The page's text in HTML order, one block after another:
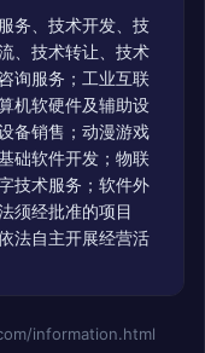
务、技术开发、技
、技术转让、技术
询服务；工业互联
机软硬件及辅助设
备销售；动漫游戏
础软件开发；物联
技术服务；软件外
须经批准的项目
法自主开展经营活
information.html